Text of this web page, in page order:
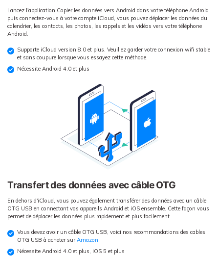
Lancez l'application Copier les données vers Android dans votre téléphone Android
puis connectez-vous à votre compte iCloud, vous pouvez déplacer les données du
calendrier, les contacts, les photos, les rappels et les vidéos vers votre téléphone
Android.
Supporte iCloud version 8.0 et plus. Veuillez garder votre connexion wifi stable
et sans coupure lorsque vous essayez cette méthode.
Nécessite Android 4.0 et plus
Transfert des données avec câble OTG
En dehors d'iCloud, vous pouvez également transférer des données avec un câble
OTG USB en connectant vos appareils Android et iOS ensemble. Cette façon vous
permet de déplacer les données plus rapidement et plus facilement.
Vous devez avoir un câble OTG USB, voici nos recommandations des cables
OTG USB à acheter surAmazon.
Nécessite Android 4.0 et plus, iOS 5 et plus